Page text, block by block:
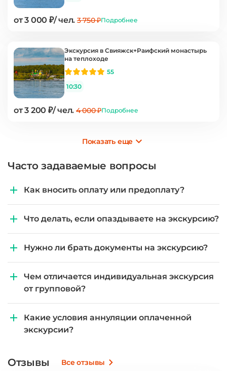
от 3 000 ₽/ чел. 3 750 ₽Подробнее
Экскурсия в Свияжск+Раифский монастырь
на теплоходе
55
10:30
от 3 200 ₽/ чел. 4 000 ₽Подробнее
Показать еще
Часто задаваемые вопросы
Как вносить оплату или предоплату?
Что делать, если опаздываете на экскурсию?
Нужно ли брать документы на экскурсию?
Чем отличается индивидуальная экскурсия
от групповой?
Какие условия аннуляции оплаченной
экскурсии?
Отзывы Все отзывы